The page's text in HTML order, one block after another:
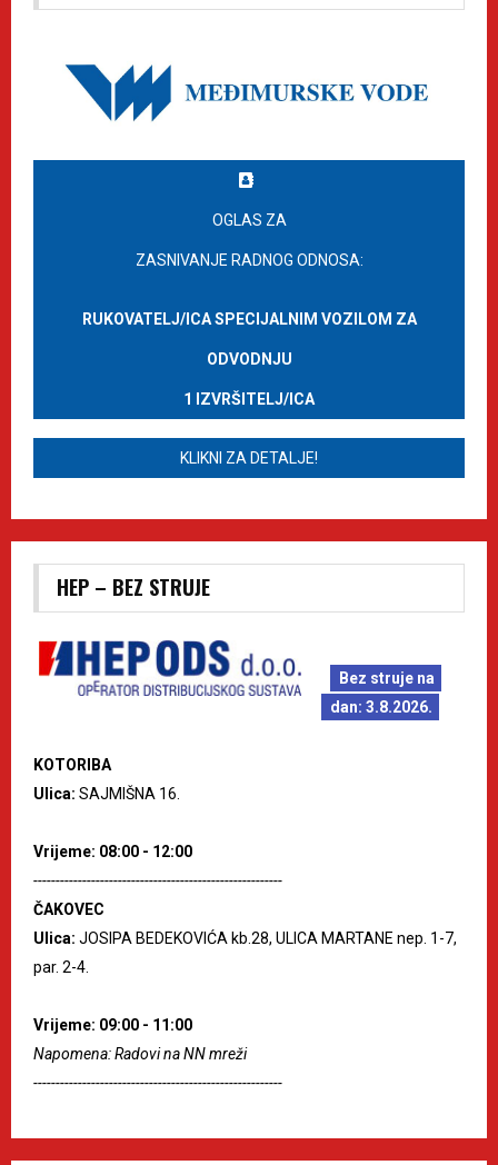
OGLAS ZA
ZASNIVANJE RADNOG ODNOSA:
RUKOVATELJ/ICA SPECIJALNIM VOZILOM ZA
ODVODNJU
1 IZVRŠITELJ/ICA
KLIKNI ZA DETALJE!
HEP – BEZ STRUJE
Bez struje na
dan: 3.8.2026.
KOTORIBA
Ulica: SAJMIŠNA 16.
Vrijeme: 08:00 - 12:00
--------------------------------------------------------
ČAKOVEC
Ulica: JOSIPA BEDEKOVIĆA kb.28, ULICA MARTANE nep. 1-7,
par. 2-4.
Vrijeme: 09:00 - 11:00
Napomena: Radovi na NN mreži
--------------------------------------------------------